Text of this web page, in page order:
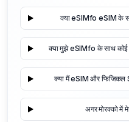
क्या eSIMfo eSIM के
क्या मुझे eSIMfo के साथ कोई
क्या मैं eSIM और फिजिकल
अगर मोरक्को में